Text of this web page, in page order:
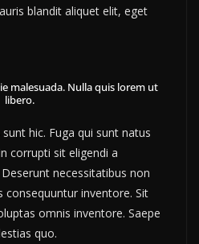
blandit aliquet elit, eget
malesuada. Nulla quis lorem ut
libero.
hic. Fuga qui sunt natus
corrupti sit eligendi a
necessitatibus non
inventore. Sit
omnis inventore. Saepe
quo.